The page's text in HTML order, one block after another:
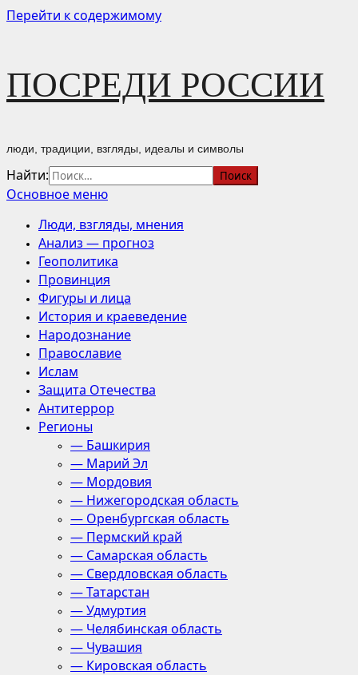
Перейти к содержимому
ПОСРЕДИ РОССИИ
люди, традиции, взгляды, идеалы и символы
Найти:
Основное меню
Люди, взгляды, мнения
Анализ — прогноз
Геополитика
Провинция
Фигуры и лица
История и краеведение
Народознание
Православие
Ислам
Защита Отечества
Антитеррор
Регионы
— Башкирия
— Марий Эл
— Мордовия
— Нижегородская область
— Оренбургская область
— Пермский край
— Самарская область
— Свердловская область
— Татарстан
— Удмуртия
— Челябинская область
— Чувашия
— Кировская область